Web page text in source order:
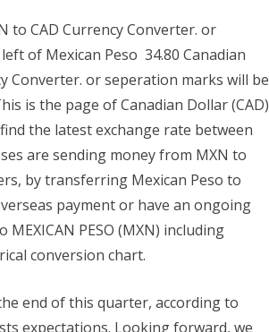
to CAD Currency Converter. or
of Mexican Peso 34.80 Canadian
Converter. or seperation marks will be
is the page of Canadian Dollar (CAD)
the latest exchange rate between
are sending money from MXN to
by transferring Mexican Peso to
payment or have an ongoing
PESO (MXN) including
conversion chart.
end of this quarter, according to
expectations. Looking forward, we